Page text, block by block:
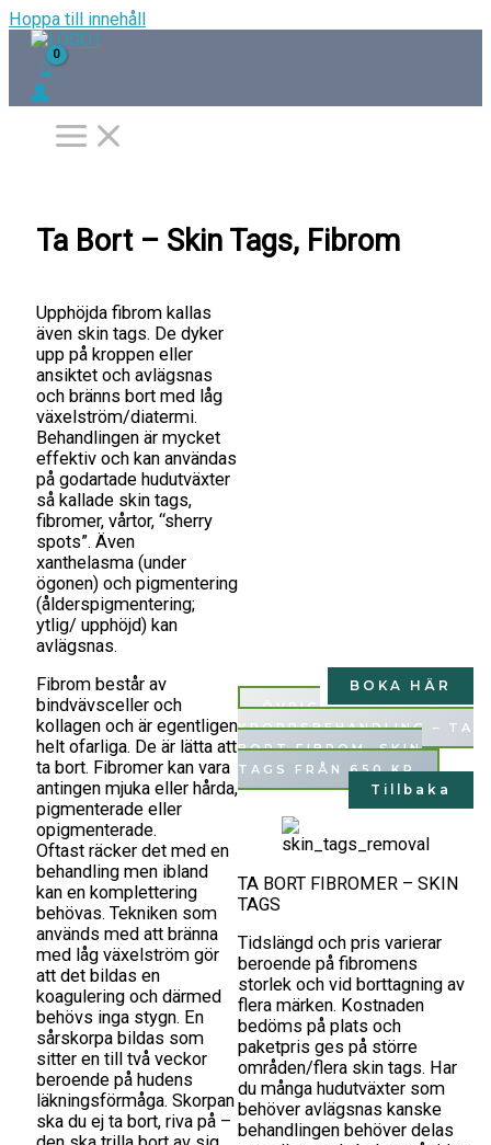
Hoppa till innehåll
Ta Bort – Skin Tags, Fibrom
Upphöjda fibrom kallas
även skin tags. De dyker
upp på kroppen eller
ansiktet och avlägsnas
och bränns bort med låg
växelström/diatermi.
Behandlingen är mycket
effektiv och kan användas
på godartade hudutväxter
så kallade skin tags,
fibromer, vårtor, “sherry
spots”. Även
xanthelasma (under
ögonen) och pigmentering
(ålderspigmentering;
ytlig/ upphöjd) kan
avlägsnas.
Fibrom består av
bindvävsceller och
kollagen och är egentligen
helt ofarliga. De är lätta att
ta bort. Fibromer kan vara
antingen mjuka eller hårda,
pigmenterade eller
opigmenterade.
Oftast räcker det med en
behandling men ibland
kan en komplettering
behövas. Tekniken som
används med att bränna
med låg växelström gör
att det bildas en
koagulering och därmed
behövs inga stygn. En
sårskorpa bildas som
sitter en till två veckor
beroende på hudens
läkningsförmåga. Skorpan
ska du ej ta bort, riva på –
BOKA HÄR
ÖVRIG
KROPPSBEHANDLING – TA
BORT FIBROM, SKIN
TAGS FRÅN 650 KR
Tillbaka
TA BORT FIBROMER – SKIN
TAGS
Tidslängd och pris varierar
beroende på fibromens
storlek och vid borttagning av
flera märken. Kostnaden
bedöms på plats och
paketpris ges på större
områden/flera skin tags. Har
du många hudutväxter som
behöver avlägsnas kanske
behandlingen behöver delas